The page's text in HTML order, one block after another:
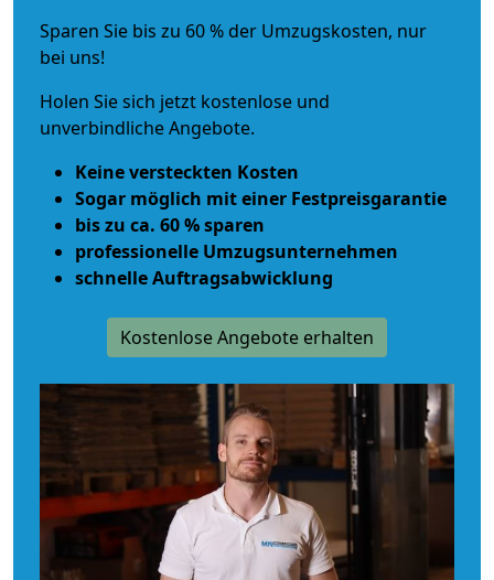
Sparen Sie bis zu 60 % der Umzugskosten, nur
bei uns!
Holen Sie sich jetzt kostenlose und
unverbindliche Angebote.
Keine versteckten Kosten
Sogar möglich mit einer Festpreisgarantie
bis zu ca. 60 % sparen
professionelle Umzugsunternehmen
schnelle Auftragsabwicklung
Kostenlose Angebote erhalten